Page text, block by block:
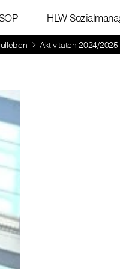
HLW
Aktivitäten 2024/2025